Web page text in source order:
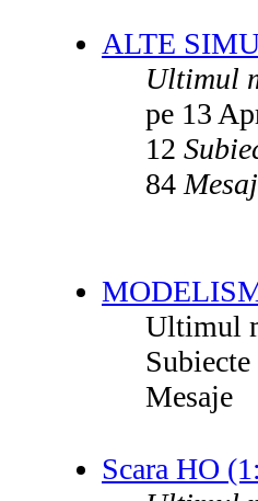
ALTE
Ultimul
pe 13
12
84
Ultimul
Subiecte
Mesaje
Scara HO